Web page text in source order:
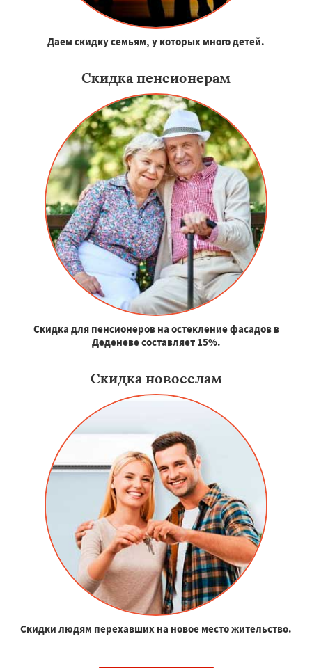
Даем скидку семьям, у которых много детей.
Скидка пенсионерам
Скидка для пенсионеров на остекление фасадов в
Деденеве составляет 15%.
Скидка новоселам
Скидки людям перехавших на новое место жительство.